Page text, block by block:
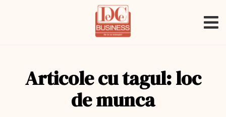
Articole cu tagul: loc
de munca